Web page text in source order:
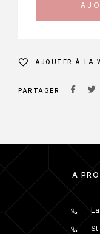
AJOUTER À LA
PARTAGER
À